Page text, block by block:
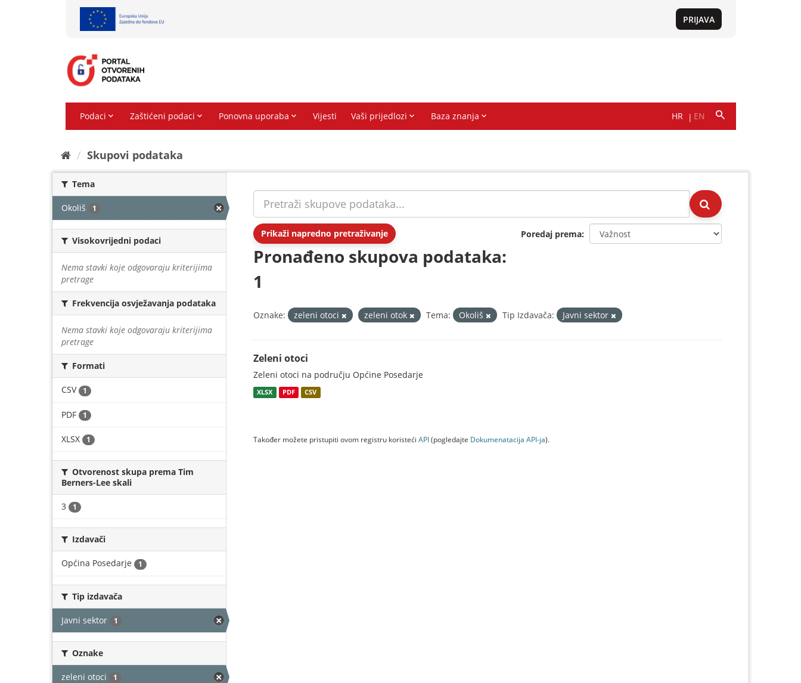
Skupovi podаtаkа
Tema
Okoliš 1
Visokovrijedni podaci
Nema stavki koje odgovaraju kriterijima
pretrage
Frekvencija osvježavanja podataka
Nema stavki koje odgovaraju kriterijima
pretrage
Formati
CSV 1
PDF 1
XLSX 1
Otvorenost skupa prema Tim
Berners-Lee skali
3 1
Izdavači
Općina Posedarje 1
Tip izdavača
Javni sektor 1
Oznake
zeleni otoci 1
Prikaži napredno pretraživanje Poredaj prema
Pronađeno skupova podataka:
1
Oznake: zeleni otoci zeleni otok Tema: Okoliš Tip Izdavača: Javni sektor
Zeleni otoci
Zeleni otoci na području Općine Posedarje
XLSX PDF CSV
Također možete pristupiti ovom registru koristeći API(pogledajte Dokumenаtаcijа API-jа).